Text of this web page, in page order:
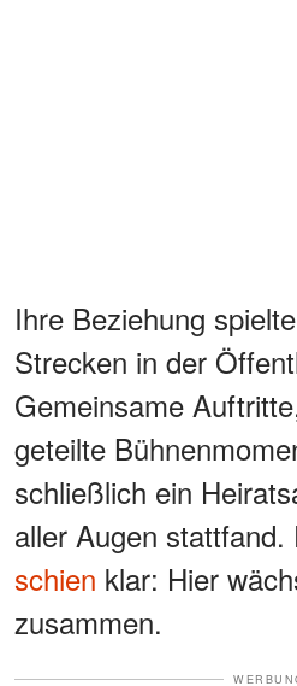
Ihre Beziehung
Strecken in der
Gemeinsame
geteilte
schließlich ein
aller Augen stattfand.
schien klar: Hier
zusammen.